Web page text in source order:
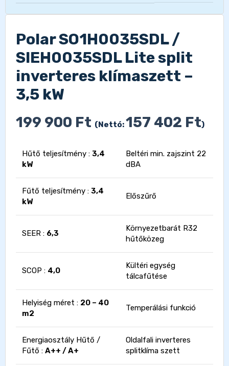
Polar SO1H0035SDL /
SIEH0035SDL Lite split
inverteres klímaszett –
3,5 kW
199 900 Ft (Nettó:157 402 Ft)
Hűtő teljesítmény : 3,4
kW
Beltéri min. zajszint 22
dBA
Fűtő teljesítmény : 3,4
kW
Előszűrő
SEER : 6,3
Környezetbarát R32
hűtőközeg
SCOP : 4,0
Kültéri egység
tálcafűtése
Helyiség méret : 20 – 40
m2
Temperálási funkció
Energiaosztály Hűtő /
Fűtő : A++ / A+
Oldalfali inverteres
splitklíma szett